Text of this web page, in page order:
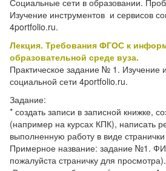
Социальные сети в образовании.
Изучение инструментов и сервисов
4portfolio.ru.
Лекция. Требования ФГОС к
образовательной среде вуза.
Практическое задание № 1. Изучение
социальной сети 4portfolio.ru.
Задание:
* создать записи в записной книжке,
(например на курсах КПК), написать
выполненную работу в виде
Примерное название: задание №1.
пожалуйста страничку для просмотра).